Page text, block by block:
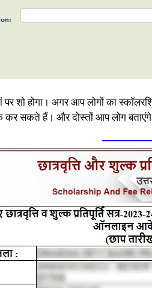
शो होगा। अगर आप लोगों का
सकते हैं। और दोस्तों आप लोग बताएंगे